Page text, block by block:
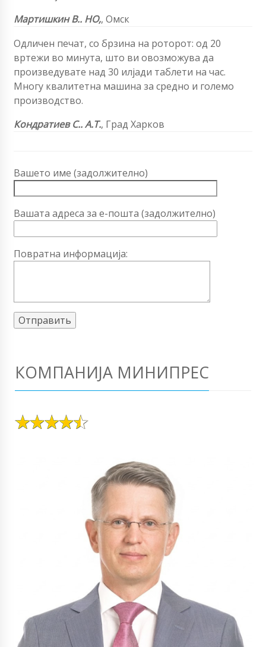
Мартишкин В.. НО,, Омск
Одличен печат, со брзина на роторот: од 20
вртежи во минута, што ви овозможува да
произведувате над 30 илјади таблети на час.
Многу квалитетна машина за средно и големо
производство.
Кондратиев С.. А.Т., Град Харков
Вашето име (задолжително)
Вашата адреса за е-пошта (задолжително)
Повратна информација:
КОМПАНИЈА МИНИПРЕС